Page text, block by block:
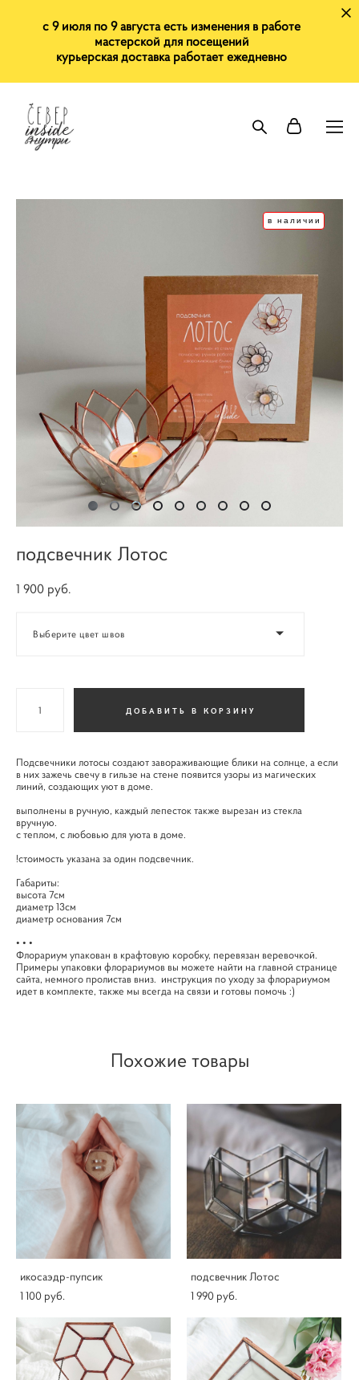
с 9 июля по 9 августа есть изменения в работе
мастерской для посещений
курьерская доставка работает ежедневно
в наличии
подсвечник Лотос
1 900 pуб.
Выберите цвет швов
ДОБАВИТЬ В КОРЗИНУ
Подсвечники лотосы создают завораживающие блики на солнце, а если
в них зажечь свечу в гильзе на стене появится узоры из магических
линий, создающих уют в доме.
выполнены в ручную, каждый лепесток также вырезан из стекла
вручную.
с теплом, с любовью для уюта в доме.
!стоимость указана за один подсвечник.
Габариты:
высота 7см
диаметр 13см
диаметр основания 7см
• • •
Флорариум упакован в крафтовую коробку, перевязан веревочкой.
Примеры упаковки флорариумов вы можете найти на главной странице
сайта, немного пролистав вниз. инструкция по уходу за флорариумом
идет в комплекте, также мы всегда на связи и готовы помочь :)
Похожие товары
икосаэдр-пупсик
1 100 pуб.
подсвечник Лотос
1 990 pуб.